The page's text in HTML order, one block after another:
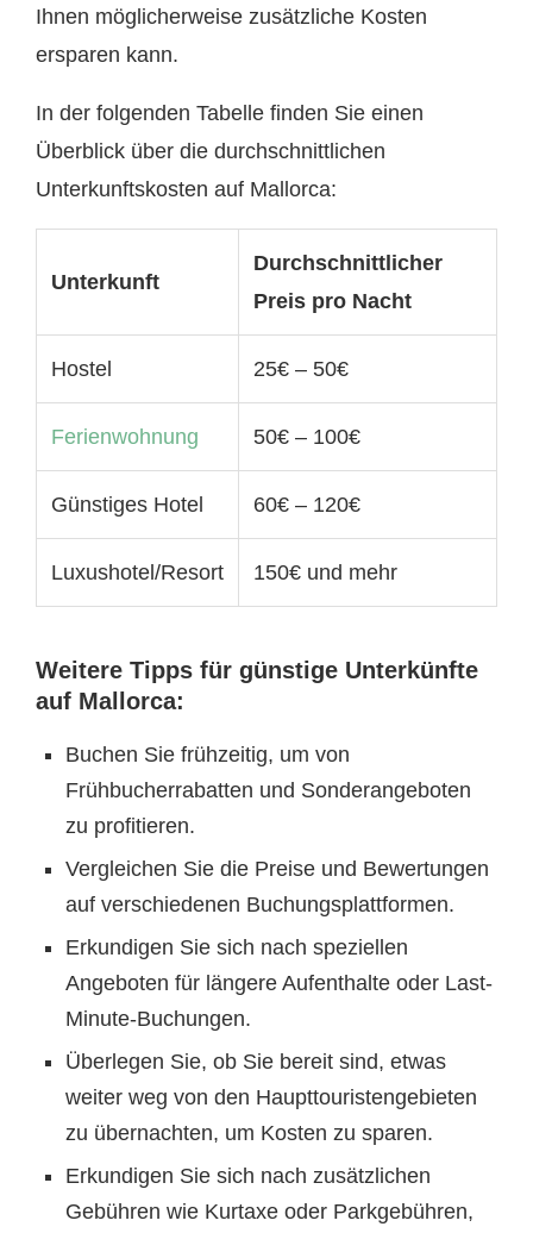
Ihnen möglicherweise zusätzliche Kosten
ersparen kann.
In der folgenden Tabelle finden Sie einen
Überblick über die durchschnittlichen
Unterkunftskosten auf Mallorca:
Unterkunft
Durchschnittlicher
Preis pro Nacht
Hostel 25€ – 50€
Ferienwohnung 50€ – 100€
Günstiges Hotel 60€ – 120€
Luxushotel/Resort 150€ und mehr
Weitere Tipps für günstige Unterkünfte
auf Mallorca:
Buchen Sie frühzeitig, um von
Frühbucherrabatten und Sonderangeboten
zu profitieren.
Vergleichen Sie die Preise und Bewertungen
auf verschiedenen Buchungsplattformen.
Erkundigen Sie sich nach speziellen
Angeboten für längere Aufenthalte oder Last-
Minute-Buchungen.
Überlegen Sie, ob Sie bereit sind, etwas
weiter weg von den Haupttouristengebieten
zu übernachten, um Kosten zu sparen.
Erkundigen Sie sich nach zusätzlichen
Gebühren wie Kurtaxe oder Parkgebühren,